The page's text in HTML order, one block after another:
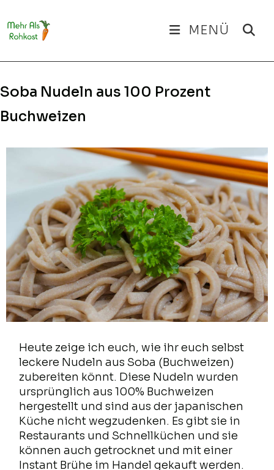
Inhalt
springen
MENÜ
Soba Nudeln aus 100 Prozent
Buchweizen
Heute zeige ich euch, wie ihr euch selbst
leckere Nudeln aus Soba (Buchweizen)
zubereiten könnt. Diese Nudeln wurden
ursprünglich aus 100% Buchweizen
hergestellt und sind aus der japanischen
Küche nicht wegzudenken. Es gibt sie in
Restaurants und Schnellküchen und sie
können auch getrocknet und mit einer
Instant Brühe im Handel gekauft werden.